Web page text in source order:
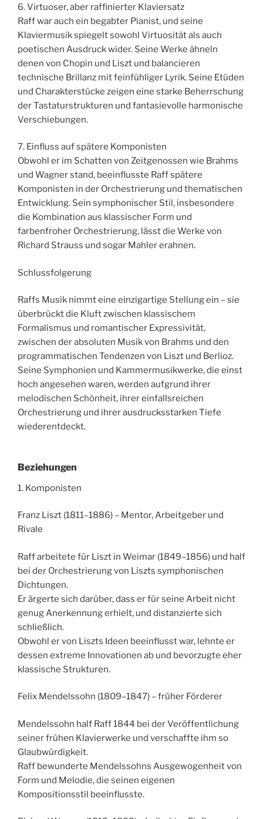
6. Virtuoser, aber raffinierter Klaviersatz
Raff war auch ein begabter Pianist, und seine
Klaviermusik spiegelt sowohl Virtuosität als auch
poetischen Ausdruck wider. Seine Werke ähneln
denen von Chopin und Liszt und balancieren
technische Brillanz mit feinfühliger Lyrik. Seine Etüden
und Charakterstücke zeigen eine starke Beherrschung
der Tastaturstrukturen und fantasievolle harmonische
Verschiebungen.
7. Einfluss auf spätere Komponisten
Obwohl er im Schatten von Zeitgenossen wie Brahms
und Wagner stand, beeinflusste Raff spätere
Komponisten in der Orchestrierung und thematischen
Entwicklung. Sein symphonischer Stil, insbesondere
die Kombination aus klassischer Form und
farbenfroher Orchestrierung, lässt die Werke von
Richard Strauss und sogar Mahler erahnen.
Schlussfolgerung
Raffs Musik nimmt eine einzigartige Stellung ein – sie
überbrückt die Kluft zwischen klassischem
Formalismus und romantischer Expressivität,
zwischen der absoluten Musik von Brahms und den
programmatischen Tendenzen von Liszt und Berlioz.
Seine Symphonien und Kammermusikwerke, die einst
hoch angesehen waren, werden aufgrund ihrer
melodischen Schönheit, ihrer einfallsreichen
Orchestrierung und ihrer ausdrucksstarken Tiefe
wiederentdeckt.
Beziehungen
1. Komponisten
Franz Liszt (1811–1886) – Mentor, Arbeitgeber und
Rivale
Raff arbeitete für Liszt in Weimar (1849–1856) und half
bei der Orchestrierung von Liszts symphonischen
Dichtungen.
Er ärgerte sich darüber, dass er für seine Arbeit nicht
genug Anerkennung erhielt, und distanzierte sich
schließlich.
Obwohl er von Liszts Ideen beeinflusst war, lehnte er
dessen extreme Innovationen ab und bevorzugte eher
klassische Strukturen.
Felix Mendelssohn (1809–1847) – früher Förderer
Mendelssohn half Raff 1844 bei der Veröffentlichung
seiner frühen Klavierwerke und verschaffte ihm so
Glaubwürdigkeit.
Raff bewunderte Mendelssohns Ausgewogenheit von
Form und Melodie, die seinen eigenen
Kompositionsstil beeinflusste.